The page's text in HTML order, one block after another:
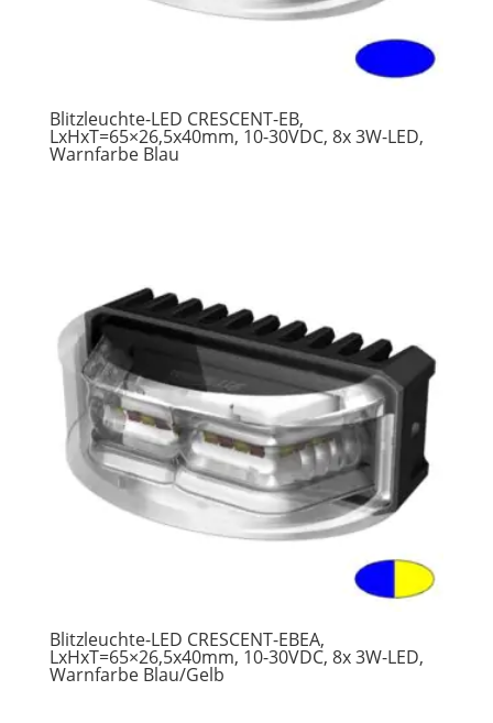
Blitzleuchte-LED CRESCENT-EB,
LxHxT=65×26,5x40mm, 10-30VDC, 8x 3W-LED,
Warnfarbe Blau
Blitzleuchte-LED CRESCENT-EBEA,
LxHxT=65×26,5x40mm, 10-30VDC, 8x 3W-LED,
Warnfarbe Blau/Gelb